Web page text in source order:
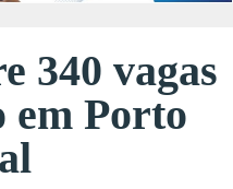
340 vagas
em Porto